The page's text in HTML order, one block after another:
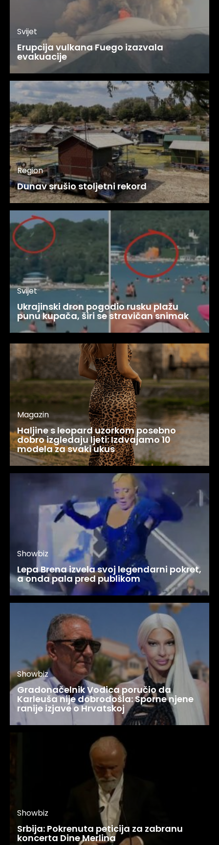
Svijet
Erupcija vulkana Fuego izazvala
evakuacije
Region
Dunav srušio stoljetni rekord
Svijet
Ukrajinski dron pogodio rusku plažu
punu kupača, širi se stravičan snimak
Magazin
Haljine s leopard uzorkom posebno
dobro izgledaju ljeti: Izdvajamo 10
modela za svaki ukus
Showbiz
Lepa Brena izvela svoj legendarni pokret,
a onda pala pred publikom
Showbiz
Gradonačelnik Vodica poručio da
Karleuša nije dobrodošla: Sporne njene
ranije izjave o Hrvatskoj
Showbiz
Srbija: Pokrenuta peticija za zabranu
koncerta Dine Merlina